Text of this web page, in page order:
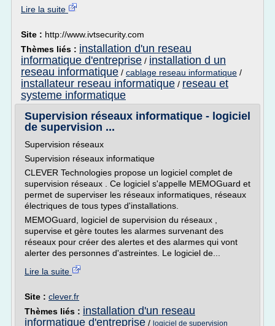
Lire la suite
Site : http://www.ivtsecurity.com
Thèmes liés : installation d'un reseau
informatique d'entreprise / installation d un
reseau informatique / cablage reseau informatique /
installateur reseau informatique / reseau et
systeme informatique
Supervision réseaux informatique - logiciel
de supervision ...
Supervision réseaux
Supervision réseaux informatique
CLEVER Technologies propose un logiciel complet de
supervision réseaux . Ce logiciel s'appelle MEMOGuard et
permet de superviser les réseaux informatiques, réseaux
électriques de tous types d'installations.
MEMOGuard, logiciel de supervision du réseaux ,
supervise et gère toutes les alarmes survenant des
réseaux pour créer des alertes et des alarmes qui vont
alerter des personnes d'astreintes. Le logiciel de...
Lire la suite
Site : clever.fr
Thèmes liés : installation d'un reseau
informatique d'entreprise / logiciel de supervision